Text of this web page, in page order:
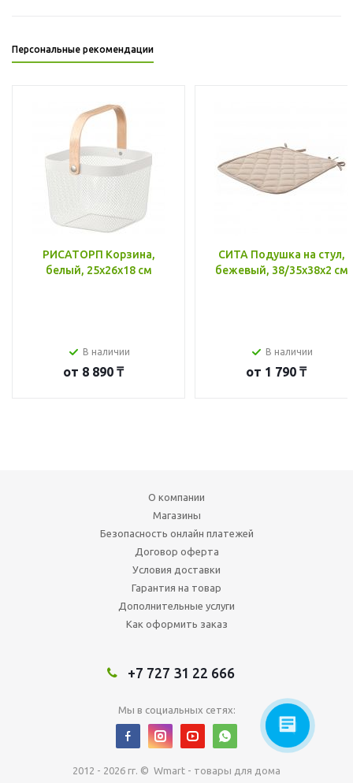
Персональные рекомендации
РИСАТОРП Корзина,
белый, 25x26x18 см
В наличии
от 8 890 ₸
СИТА Подушка на стул,
бежевый, 38/35x38x2 см
В наличии
от 1 790 ₸
О компании
Магазины
Безопасность онлайн платежей
Договор оферта
Условия доставки
Гарантия на товар
Дополнительные услуги
Как оформить заказ
+7 727 31 22 666
Мы в социальных сетях:
2012 - 2026 гг. © Wmart - товары для дома